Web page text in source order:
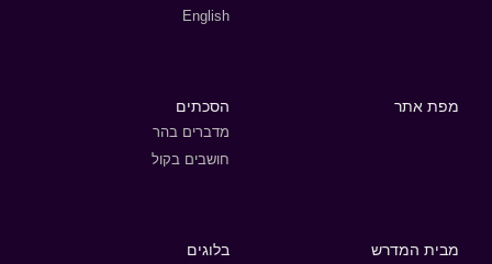
English
מפת אתר הסכתים
מדברים בהר
חושבים בקול
מבית המדרש בלוגים